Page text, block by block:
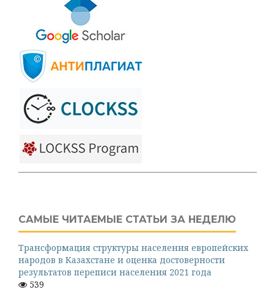
САМЫЕ ЧИТАЕМЫЕ СТАТЬИ ЗА НЕДЕЛЮ
Трансформация структуры населения европейских
народов в Казахстане и оценка достоверности
результатов переписи населения 2021 года
539